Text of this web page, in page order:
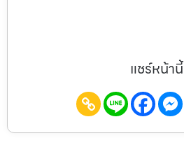
แชร์หน้านี้